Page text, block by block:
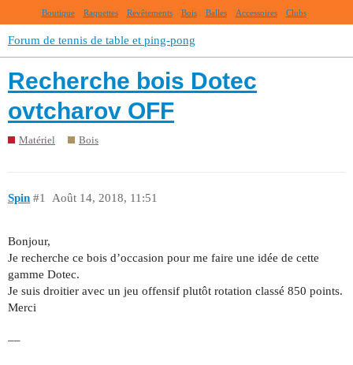
Boutique Raquettes Revêtements Bois Balles Accessoires Clubs
Forum de tennis de table et ping-pong
Recherche bois Dotec
ovtcharov OFF
Matériel Bois
Spin Août 14, 2018, 11:51
#1
Bonjour,
Je recherche ce bois d’occasion pour me faire une idée de cette
gamme Dotec.
Je suis droitier avec un jeu offensif plutôt rotation classé 850 points.
Merci